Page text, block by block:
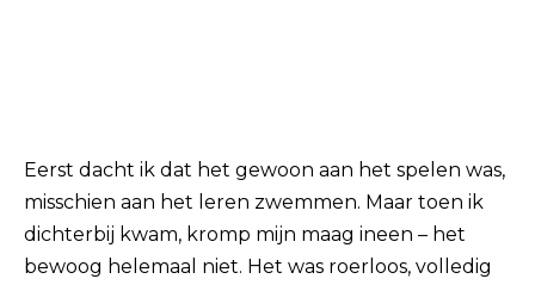
Eerst dacht ik dat het gewoon aan het spelen was,
misschien aan het leren zwemmen. Maar toen ik
dichterbij kwam, kromp mijn maag ineen – het
bewoog helemaal niet. Het was roerloos, volledig